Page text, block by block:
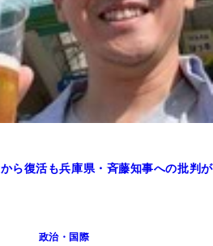
ら復活も兵庫県・斉藤知事への批判が
政治・国際